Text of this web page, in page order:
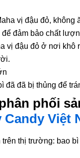
vị đậu đỏ,
đảm bảo chất
vị đậu đỏ ở nơi khô
đã đã bị thủng để
phối
Candy Việt
thị trường: bao